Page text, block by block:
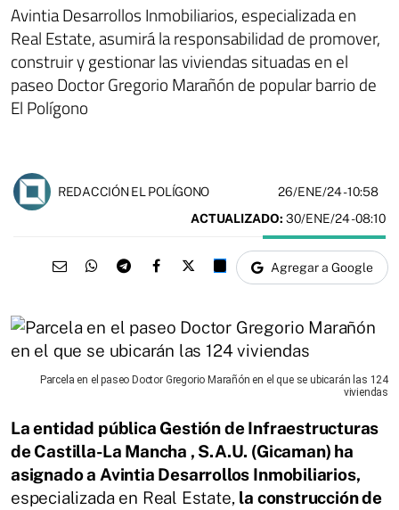
Avintia Desarrollos Inmobiliarios, especializada en
Real Estate, asumirá la responsabilidad de promover,
construir y gestionar las viviendas situadas en el
paseo Doctor Gregorio Marañón de popular barrio de
El Polígono
REDACCIÓN EL POLÍGONO 26/ENE/24- 10:58
ACTUALIZADO: 30/ENE/24 - 08:10
Agregar a Google
Parcela en el paseo Doctor Gregorio Marañón en el que se ubicarán las 124
viviendas
La entidad pública Gestión de Infraestructuras
de Castilla-La Mancha , S.A.U. (Gicaman) ha
asignado a Avintia Desarrollos Inmobiliarios,
especializada en Real Estate, la construcción de